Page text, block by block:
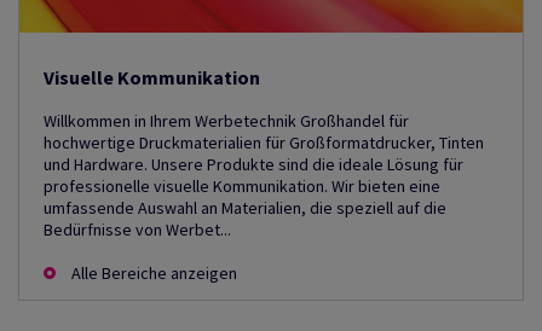
Visuelle Kommunikation
Willkommen in Ihrem Werbetechnik Großhandel für
hochwertige Druckmaterialien für Großformatdrucker, Tinten
und Hardware. Unsere Produkte sind die ideale Lösung für
professionelle visuelle Kommunikation. Wir bieten eine
umfassende Auswahl an Materialien, die speziell auf die
Bedürfnisse von Werbet...
Alle Bereiche anzeigen